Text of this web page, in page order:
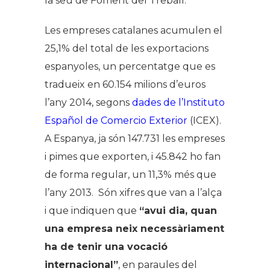
Les empreses catalanes acumulen el
25,1% del total de les exportacions
espanyoles, un percentatge que es
tradueix en 60.154 milions d’euros
l’any 2014, segons dades de l’Instituto
Español de Comercio Exterior (ICEX).
A Espanya, ja són 147.731 les empreses
i pimes que exporten, i 45.842 ho fan
de forma regular, un 11,3% més que
l’any 2013. Són xifres que van a l’alça
i que indiquen que “avui dia, quan
una empresa neix necessàriament
ha de tenir una vocació
internacional”, en paraules del